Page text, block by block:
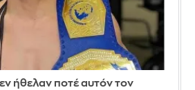
ήθελαν ποτέ αυτόν τον